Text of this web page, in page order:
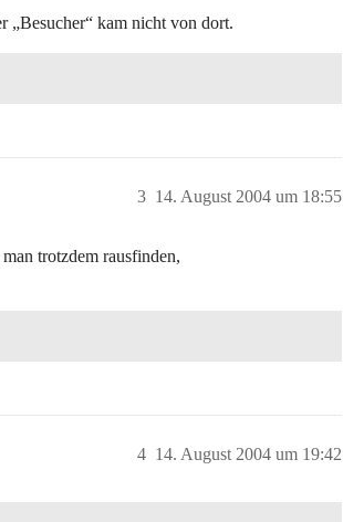
„Besucher“ kam nicht von dort.
14. August 2004 um 18:55
3
trotzdem rausfinden,
14. August 2004 um 19:42
4